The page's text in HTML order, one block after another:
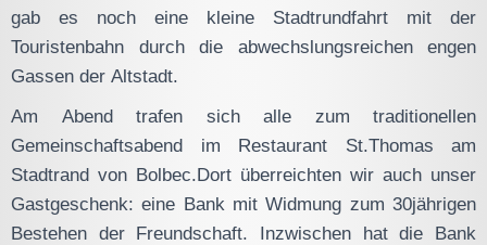
gab es noch eine kleine Stadtrundfahrt mit der
Touristenbahn durch die abwechslungsreichen engen
Gassen der Altstadt.
Am Abend trafen sich alle zum traditionellen
Gemeinschaftsabend im Restaurant St.Thomas am
Stadtrand von Bolbec.Dort überreichten wir auch unser
Gastgeschenk: eine Bank mit Widmung zum 30jährigen
Bestehen der Freundschaft. Inzwischen hat die Bank